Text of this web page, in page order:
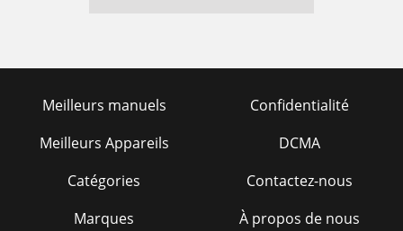
Meilleurs manuels
Meilleurs Appareils
Catégories
Marques
Confidentialité
DCMA
Contactez-nous
À propos de nous